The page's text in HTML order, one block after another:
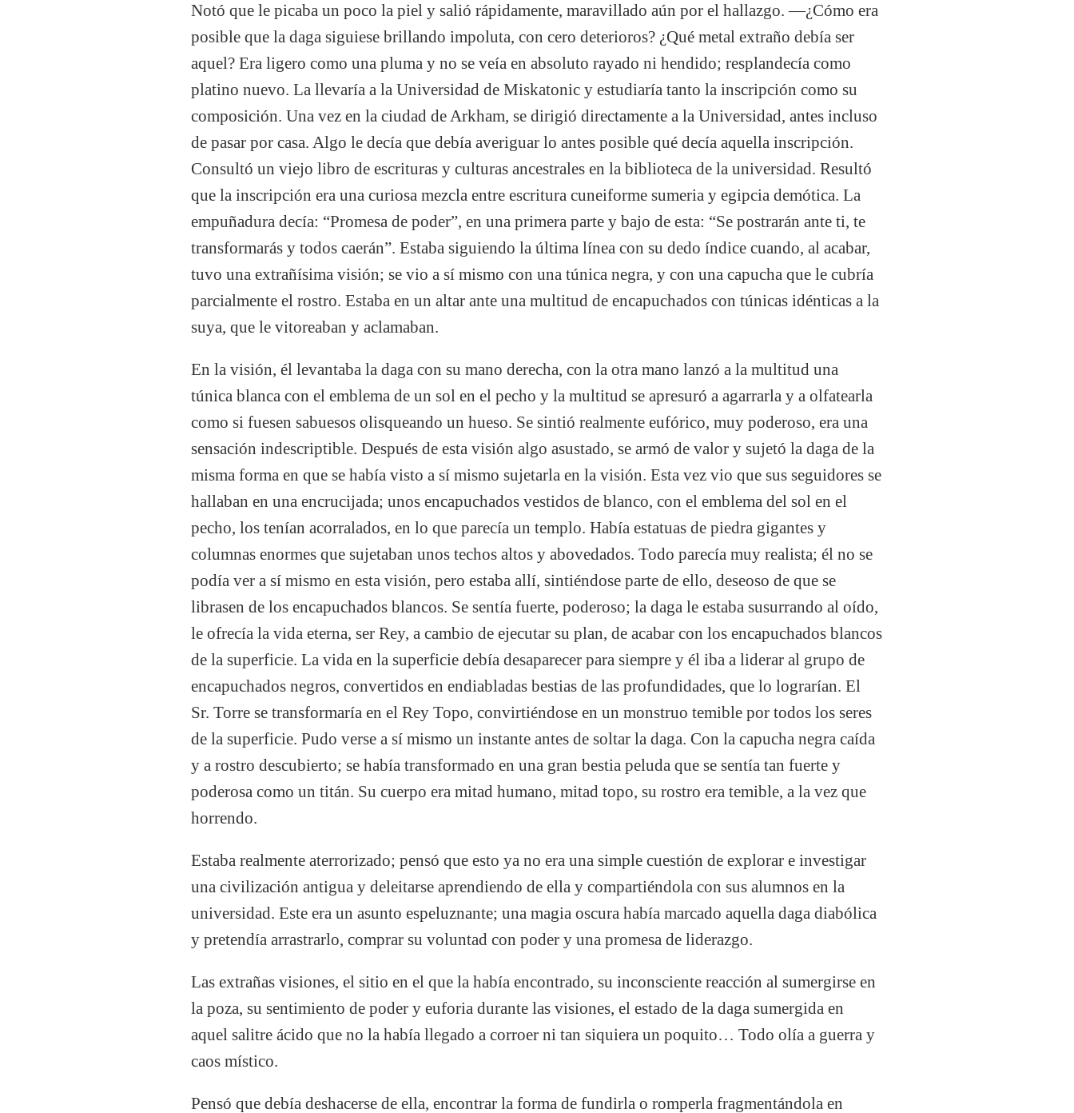
Notó que le picaba un poco la piel y salió rápidamente, maravillado aún por el hallazgo. —¿Cómo era
posible que la daga siguiese brillando impoluta, con cero deterioros? ¿Qué metal extraño debía ser
aquel? Era ligero como una pluma y no se veía en absoluto rayado ni hendido; resplandecía como
platino nuevo. La llevaría a la Universidad de Miskatonic y estudiaría tanto la inscripción como su
composición. Una vez en la ciudad de Arkham, se dirigió directamente a la Universidad, antes incluso
de pasar por casa. Algo le decía que debía averiguar lo antes posible qué decía aquella inscripción.
Consultó un viejo libro de escrituras y culturas ancestrales en la biblioteca de la universidad. Resultó
que la inscripción era una curiosa mezcla entre escritura cuneiforme sumeria y egipcia demótica. La
empuñadura decía: “Promesa de poder”, en una primera parte y bajo de esta: “Se postrarán ante ti, te
transformarás y todos caerán”. Estaba siguiendo la última línea con su dedo índice cuando, al acabar,
tuvo una extrañísima visión; se vio a sí mismo con una túnica negra, y con una capucha que le cubría
parcialmente el rostro. Estaba en un altar ante una multitud de encapuchados con túnicas idénticas a la
suya, que le vitoreaban y aclamaban.
En la visión, él levantaba la daga con su mano derecha, con la otra mano lanzó a la multitud una
túnica blanca con el emblema de un sol en el pecho y la multitud se apresuró a agarrarla y a olfatearla
como si fuesen sabuesos olisqueando un hueso. Se sintió realmente eufórico, muy poderoso, era una
sensación indescriptible. Después de esta visión algo asustado, se armó de valor y sujetó la daga de la
misma forma en que se había visto a sí mismo sujetarla en la visión. Esta vez vio que sus seguidores se
hallaban en una encrucijada; unos encapuchados vestidos de blanco, con el emblema del sol en el
pecho, los tenían acorralados, en lo que parecía un templo. Había estatuas de piedra gigantes y
columnas enormes que sujetaban unos techos altos y abovedados. Todo parecía muy realista; él no se
podía ver a sí mismo en esta visión, pero estaba allí, sintiéndose parte de ello, deseoso de que se
librasen de los encapuchados blancos. Se sentía fuerte, poderoso; la daga le estaba susurrando al oído,
le ofrecía la vida eterna, ser Rey, a cambio de ejecutar su plan, de acabar con los encapuchados blancos
de la superficie. La vida en la superficie debía desaparecer para siempre y él iba a liderar al grupo de
encapuchados negros, convertidos en endiabladas bestias de las profundidades, que lo lograrían. El
Sr. Torre se transformaría en el Rey Topo, convirtiéndose en un monstruo temible por todos los seres
de la superficie. Pudo verse a sí mismo un instante antes de soltar la daga. Con la capucha negra caída
y a rostro descubierto; se había transformado en una gran bestia peluda que se sentía tan fuerte y
poderosa como un titán. Su cuerpo era mitad humano, mitad topo, su rostro era temible, a la vez que
horrendo.
Estaba realmente aterrorizado; pensó que esto ya no era una simple cuestión de explorar e investigar
una civilización antigua y deleitarse aprendiendo de ella y compartiéndola con sus alumnos en la
universidad. Este era un asunto espeluznante; una magia oscura había marcado aquella daga diabólica
y pretendía arrastrarlo, comprar su voluntad con poder y una promesa de liderazgo.
Las extrañas visiones, el sitio en el que la había encontrado, su inconsciente reacción al sumergirse en
la poza, su sentimiento de poder y euforia durante las visiones, el estado de la daga sumergida en
aquel salitre ácido que no la había llegado a corroer ni tan siquiera un poquito… Todo olía a guerra y
caos místico.
Pensó que debía deshacerse de ella, encontrar la forma de fundirla o romperla fragmentándola en